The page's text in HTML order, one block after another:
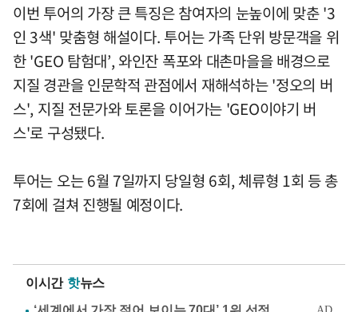
이번 투어의 가장 큰 특징은 참여자의 눈높이에 맞춘 '3
인 3색' 맞춤형 해설이다. 투어는 가족 단위 방문객을 위
한 'GEO 탐험대’, 와인잔 폭포와 대촌마을을 배경으로
지질 경관을 인문학적 관점에서 재해석하는 '정오의 버
스', 지질 전문가와 토론을 이어가는 'GEO이야기 버
스'로 구성됐다.
투어는 오는 6월 7일까지 당일형 6회, 체류형 1회 등 총
7회에 걸쳐 진행될 예정이다.
이시간 핫뉴스